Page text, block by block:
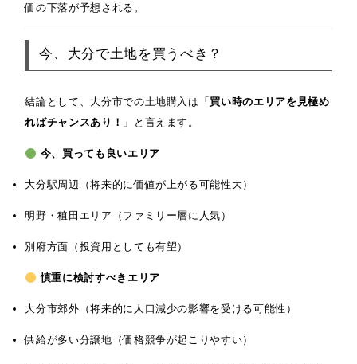
価の下落が予想される。
今、大分で土地を買うべき？
結論として、大分市での土地購入は「 買い時のエリアを見極め
ればチャンスあり！ 」と言えます。
今、買っても良いエリア
大分駅周辺（将来的に価値が上がる可能性大）
明野・稙田エリア（ファミリー層に人気）
別府方面（投資用としても有望）
慎重に検討すべきエリア
大分市郊外（将来的に人口減少の影響を受ける可能性）
供給が多い分譲地（価格競争が起こりやすい）